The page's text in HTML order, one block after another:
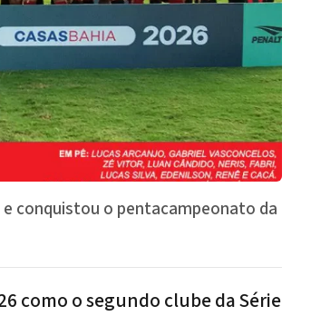
conquistou o pentacampeonato da
como o segundo clube da Série